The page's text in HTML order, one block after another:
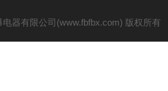
电器有限公司(www.fbfbx.com) 版权所